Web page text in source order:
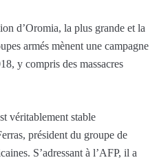
d’Oromia, la plus grande et la
armés mènent une campagne
y compris des massacres
véritablement stable
président du groupe de
S’adressant à l’AFP, il a